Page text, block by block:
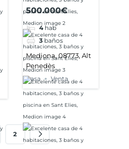
de 4
baños y piscina
en Sant Elies,
Medion
500.000€
4 hab
3 baños
Mediona, 08773, Alt
Penedès
Casa Venta
2